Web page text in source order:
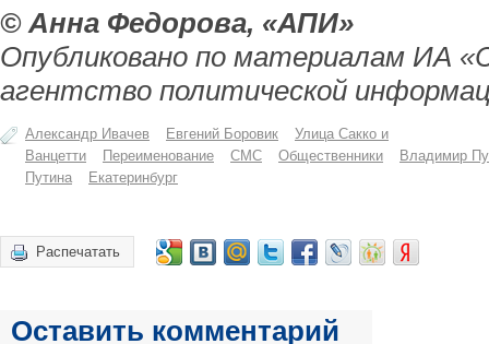
© Анна Федорова, «АПИ»
Опубликовано по материалам ИА
агентство политической
Александр Ивачев Евгений Боровик
Улица Сакко и
Ванцетти
Переименование СМС Общественники
Владимир
Путина
Екатеринбург
Распечатать
Оставить комментарий